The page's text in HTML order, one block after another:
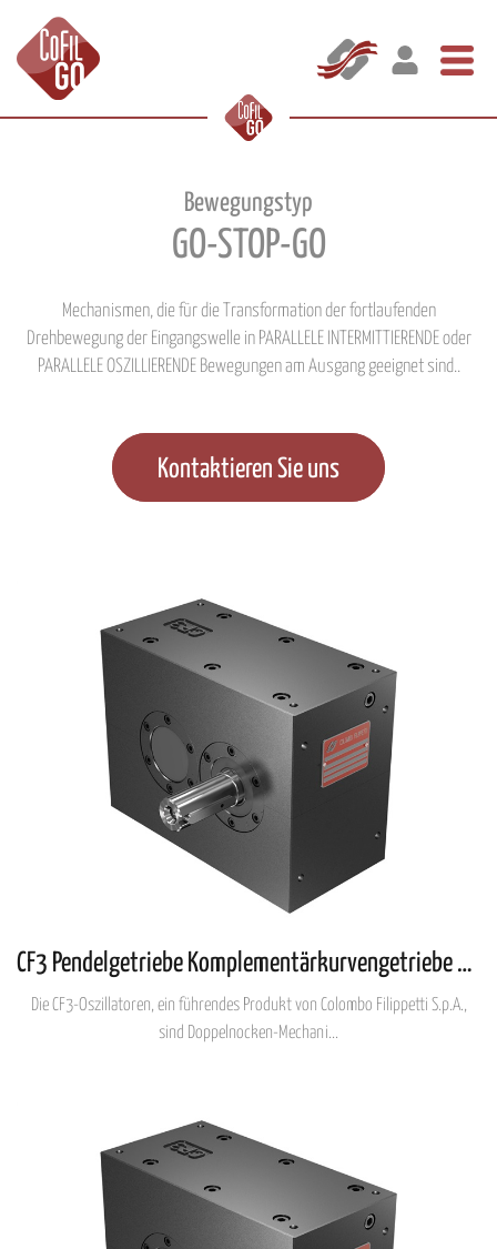
Bewegungstyp
GO-STOP-GO
Mechanismen, die für die Transformation der fortlaufenden
Drehbewegung der Eingangswelle in PARALLELE INTERMITTIERENDE oder
PARALLELE OSZILLIERENDE Bewegungen am Ausgang geeignet sind..
Kontaktieren Sie uns
CF3 Pendelgetriebe Komplementärkurvengetriebe mit parallelen Wellen
Die CF3-Oszillatoren, ein führendes Produkt von Colombo Filippetti S.p.A.,
sind Doppelnocken-Mechani...